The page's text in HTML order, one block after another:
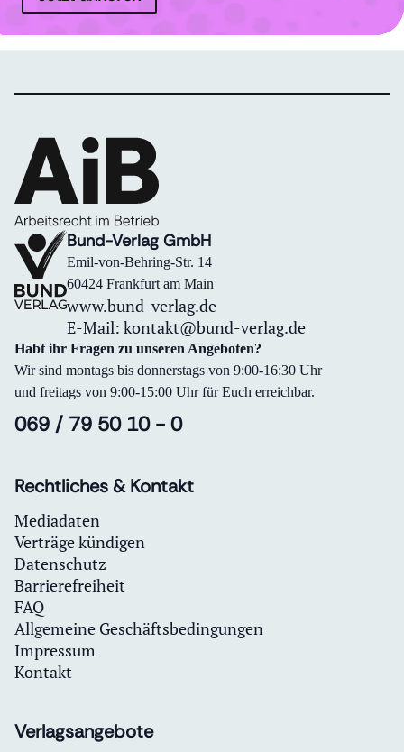
Bund-Verlag GmbH
Emil-von-Behring-Str. 14
60424 Frankfurt am Main
www.bund-verlag.de
E-Mail: kontakt@bund-verlag.de
Habt ihr Fragen zu unseren Angeboten?
Wir sind montags bis donnerstags von 9:00-16:30 Uhr
und freitags von 9:00-15:00 Uhr für Euch erreichbar.
069 / 79 50 10 - 0
Rechtliches & Kontakt
Mediadaten
Verträge kündigen
Datenschutz
Barrierefreiheit
FAQ
Allgemeine Geschäftsbedingungen
Impressum
Kontakt
Verlagsangebote